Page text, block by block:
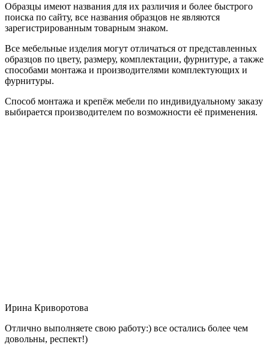
Образцы имеют названия для их различия и более быстрого
поиска по сайту, все названия образцов не являются
зарегистрированным товарным знаком.
Все мебельные изделия могут отличаться от представленных
образцов по цвету, размеру, комплектации, фурнитуре, а также
способами монтажа и производителями комплектующих и
фурнитуры.
Способ монтажа и крепёж мебели по индивидуальному заказу
выбирается производителем по возможности её применения.
Ирина Криворотова
Отлично выполняете свою работу:) все остались более чем
довольны, респект!)